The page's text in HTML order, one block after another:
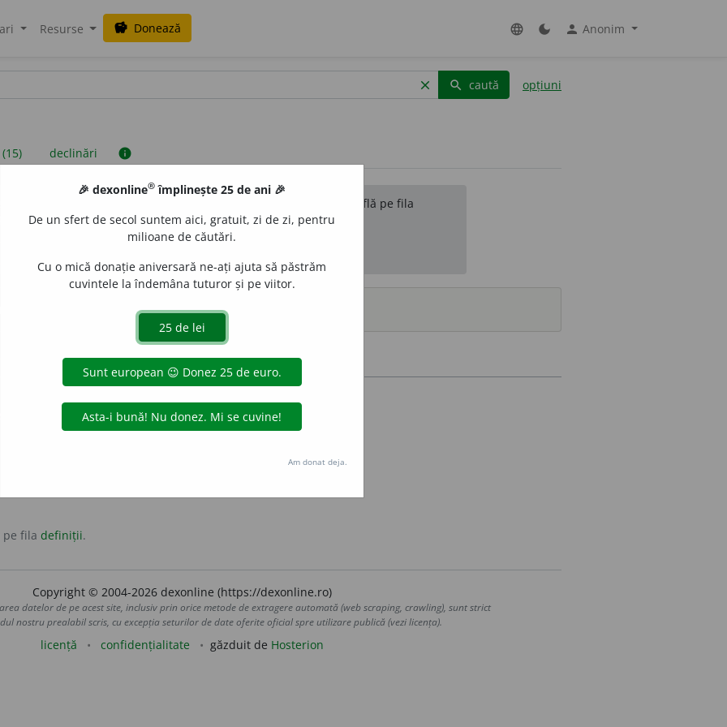
Resurse savings Donează language dark_mode person Anonim
clear search caută opțiuni
declinări info
sunt compilate de echipa dexonline. Definițiile originale se află pe fila
reordona filele pe pagina depreferințe.
surse
profitabil rodnic antonime: infructuos nefructuos
pe fila definiții.
Copyright © 2004-2026 dexonline (https://dexonline.ro)
datelor de pe acest site, inclusiv prin orice metode de extragere automată (web scraping, crawling), sunt strict
nostru prealabil scris, cu excepția seturilor de date oferite oficial spre utilizare publică (vezi licența).
licență confidențialitate găzduit de Hosterion
🎉 dexonline® împlinește 25 de ani 🎉
De un sfert de secol suntem aici, gratuit, zi de zi, pentru
milioane de căutări.
Cu o mică donație aniversară ne-ați ajuta să păstrăm
cuvintele la îndemâna tuturor și pe viitor.
Am donat deja.